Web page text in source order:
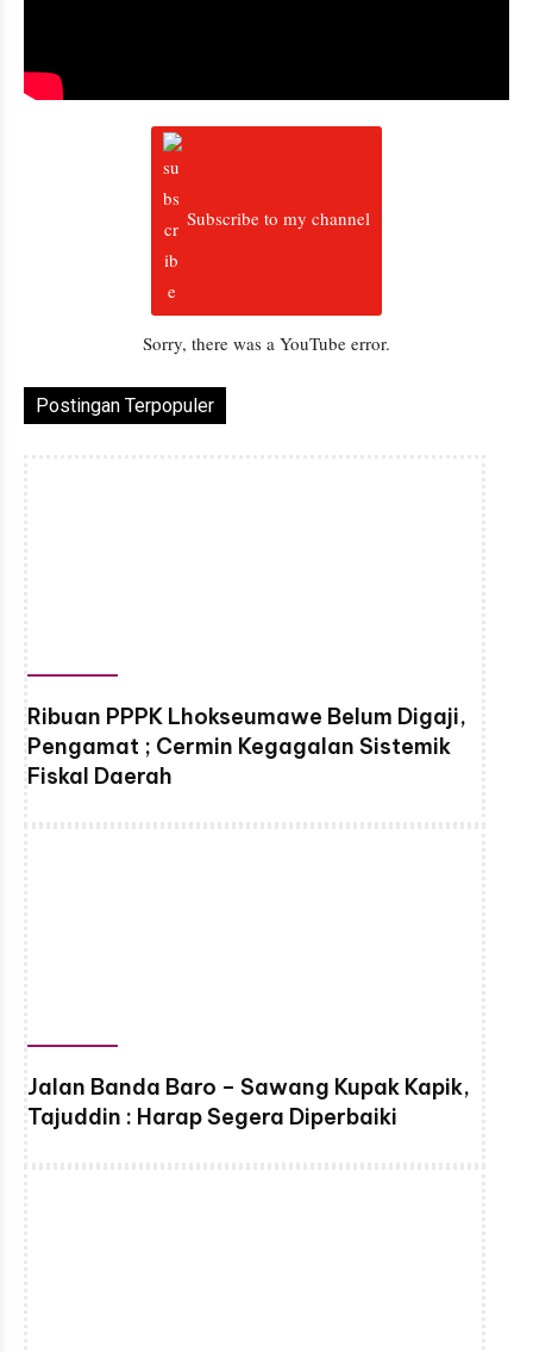
Subscribe to my channel
Sorry, there was a YouTube error.
Postingan Terpopuler
Ribuan PPPK Lhokseumawe Belum Digaji,
Pengamat ; Cermin Kegagalan Sistemik
Fiskal Daerah
Jalan Banda Baro – Sawang Kupak Kapik,
Tajuddin : Harap Segera Diperbaiki